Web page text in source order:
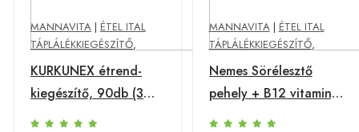
MANNAVITA | ÉTEL ITAL
TÁPLÁLÉKKIEGÉSZÍTŐ,
KURKUNEX étrend-
kiegészítő, 90db (3
db)
MANNAVITA| ÉTEL ITAL
TÁPLÁLÉKKIEGÉSZÍTŐ,
Nemes Sörélesztő
pehely + B12 vitamin,
100g